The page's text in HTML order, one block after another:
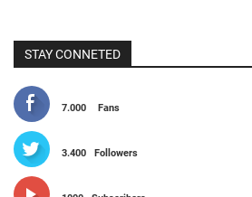
STAY CONNETED
7.000 Fans
3.400 Followers